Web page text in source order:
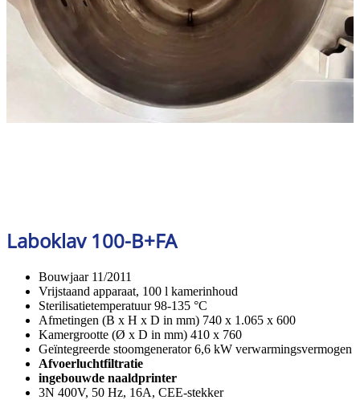
Laboklav 100-B+FA
Bouwjaar 11/2011
Vrijstaand apparaat, 100 l kamerinhoud
Sterilisatietemperatuur 98-135 °C
Afmetingen (B x H x D in mm) 740 x 1.065 x 600
Kamergrootte (Ø x D in mm) 410 x 760
Geïntegreerde stoomgenerator 6,6 kW verwarmingsvermogen
Afvoerluchtfiltratie
ingebouwde naaldprinter
3N 400V, 50 Hz, 16A, CEE-stekker